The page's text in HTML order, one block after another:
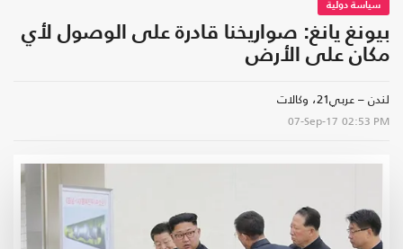
سياسة دولية
بيونغ يانغ: صواريخنا قادرة على الوصول لأي
مكان على الأرض
لندن – عربي21، وكالات
07-Sep-17 02:53 PM